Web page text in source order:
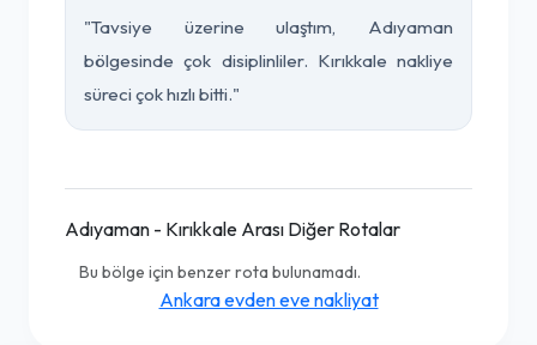
"Tavsiye üzerine ulaştım, Adıyaman
bölgesinde çok disiplinliler. Kırıkkale nakliye
süreci çok hızlı bitti."
Adıyaman - Kırıkkale Arası Diğer Rotalar
Bu bölge için benzer rota bulunamadı.
Ankara evden eve nakliyat